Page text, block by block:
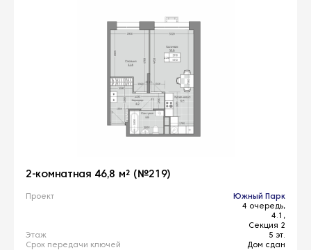
2-комнатная 46,8 м² (№219)
Проект
Южный Парк
4 очередь,
4.1,
Секция 2
Этаж
5 эт.
Срок передачи ключей
Дом сдан